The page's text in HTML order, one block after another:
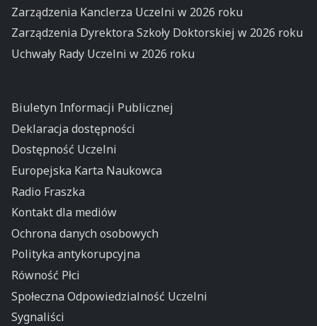
Zarządzenia Kanclerza Uczelni w 2026 roku
Zarządzenia Dyrektora Szkoły Doktorskiej w 2026 roku
Uchwały Rady Uczelni w 2026 roku
Biuletyn Informacji Publicznej
Deklaracja dostępności
Dostępność Uczelni
Europejska Karta Naukowca
Radio Fraszka
Kontakt dla mediów
Ochrona danych osobowych
Polityka antykorupcyjna
Równość Płci
Społeczna Odpowiedzialność Uczelni
Sygnaliści